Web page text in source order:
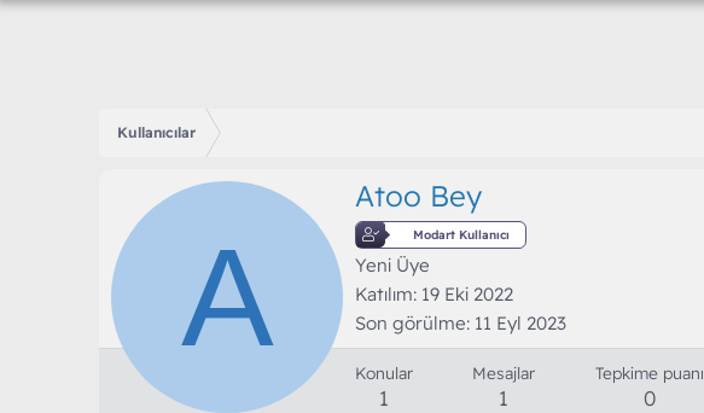
Kullanıcılar
A
Atoo Bey
Modart Kullanıcı
Yeni Üye
Katılım 19 Eki 2022
Son görülme 11 Eyl 2023
Konular
1
Mesajlar
1
Tepkime puanı
0